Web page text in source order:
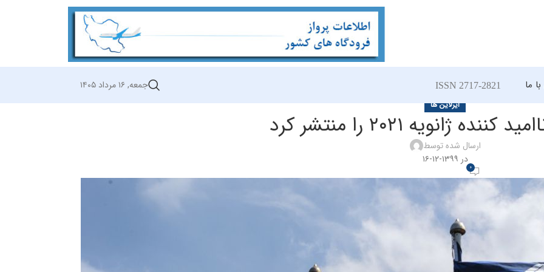
ما ISSN 2717-2821 جمعه, ۱۶ مرداد ۱۴۰۵
ایرلاین ها
ژانویه ۲۰۲۱ را منتشر کرد
ارسال شده توسط
در ۱۳۹۹-۱۲-۱۶
0